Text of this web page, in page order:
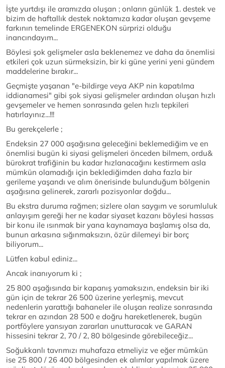
İşte yurtdışı ile aramızda oluşan ; onların günlük 1. destek ve
bizim de haftallık destek noktamıza kadar oluşan gevşeme
farkının temelinde ERGENEKON sürprizi olduğu
inancındayım...
Böylesi şok gelişmeler asla beklenemez ve daha da önemlisi
etkileri çok uzun sürmeksizin, bir ki güne yerini yeni gündem
maddelerine bırakır...
Geçmişte yaşanan "e-bildirge veya AKP nin kapatılma
iddianamesi" gibi şok siyasi gelişmeler ardından oluşan hızlı
gevşemeler ve hemen sonrasında gelen hızlı tepkileri
hatırlayınız...!!!
Bu gerekçelerle ;
Endeksin 27 000 aşağısına geleceğini beklemediğim ve en
önemlisi bugün ki siyasi gelişmeleri önceden bilmem, ordu&
bürokrat trafiğinin bu kadar hızlanacağını kestirmem asla
mümkün olamadığı için beklediğimden daha fazla bir
gerileme yaşandı ve alım önerisinde bulunduğum bölgenin
aşağısına gelinerek, zararlı pozisyonlar doğdu...
Bu ekstra duruma rağmen; sizlere olan saygım ve sorumluluk
anlayışım gereği her ne kadar siyaset kazanı böylesi hassas
bir konu ile ısınmak bir yana kaynamaya başlamış olsa da,
bunun arkasına sığınmaksızın, özür dilemeyi bir borç
biliyorum...
Lütfen kabul ediniz...
Ancak inanıyorum ki ;
25 800 aşağısında bir kapanış yamaksızın, endeksin bir iki
gün için de tekrar 26 500 üzerine yerleşmiş, mevcut
nedenlerin yarattığı bahaneler ile oluşan realize sonrasında
tekrar en azından 28 500 e doğru hareketlenerek, bugün
portföylere yansıyan zararları unutturacak ve GARAN
hissesini tekrar 2, 70 / 2, 80 bölgesinde görebileceğiz...
Soğukkanlı tavrımızı muhafaza etmeliyiz ve eğer mümkün
ise 25 800 / 26 400 bölgesinden ek alımlar yapılmak üzere